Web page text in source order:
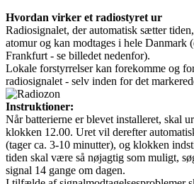
Hvordan virker et radiostyret ur
Radiosignalet, der automatisk sætter
atomur og kan modtages i hele Danmark
Frankfurt - se billedet nedenfor).
Lokale forstyrrelser kan forekomme og
radiosignalet - selv inden for det
Instruktioner:
Når batterierne er blevet installeret, skal
klokken 12.00. Uret vil derefter
(tager ca. 3-10 minutter), og klokken
tiden skal være så nøjagtig som muligt,
signal 14 gange om dagen.